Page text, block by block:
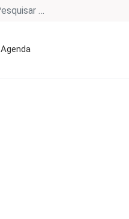
Agenda